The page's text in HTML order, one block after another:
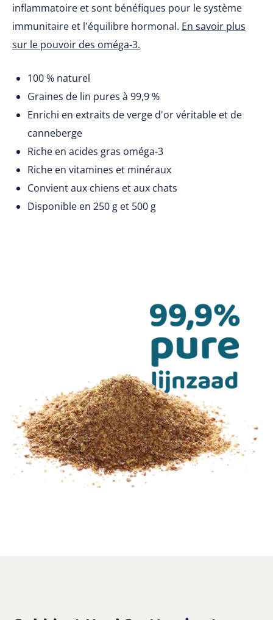
inflammatoire et sont bénéfiques pour le système
immunitaire et l'équilibre hormonal. En savoir plus
sur le pouvoir des oméga-3.
100 % naturel
Graines de lin pures à 99,9 %
Enrichi en extraits de verge d'or véritable et de
canneberge
Riche en acides gras oméga-3
Riche en vitamines et minéraux
Convient aux chiens et aux chats
Disponible en 250 g et 500 g